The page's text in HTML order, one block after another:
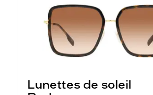
Lunettes de soleil